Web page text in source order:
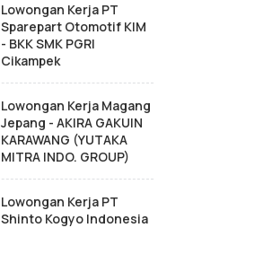
Lowongan Kerja PT
Sparepart Otomotif KIM
- BKK SMK PGRI
Cikampek
Lowongan Kerja Magang
Jepang - AKIRA GAKUIN
KARAWANG (YUTAKA
MITRA INDO. GROUP)
Lowongan Kerja PT
Shinto Kogyo Indonesia